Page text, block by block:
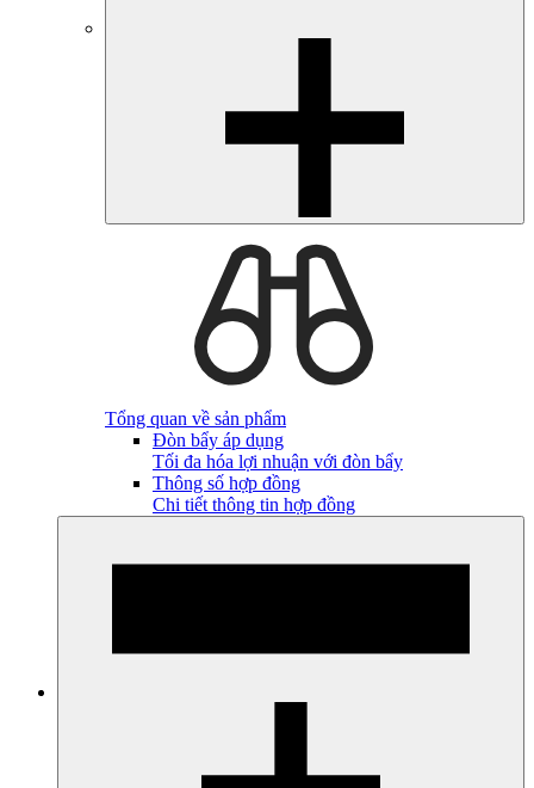
Tổng quan về sản phẩm
Đòn bẩy áp dụng
Tối đa hóa lợi nhuận với đòn bẩy
Thông số hợp đồng
Chi tiết thông tin hợp đồng